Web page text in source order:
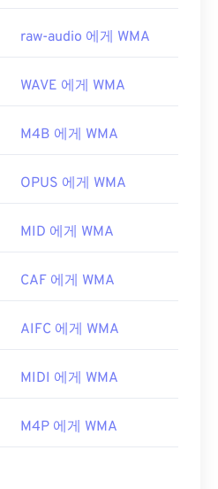
raw-audio 에게 WMA
WAVE 에게 WMA
M4B 에게 WMA
OPUS 에게 WMA
MID 에게 WMA
CAF 에게 WMA
AIFC 에게 WMA
MIDI 에게 WMA
M4P 에게 WMA